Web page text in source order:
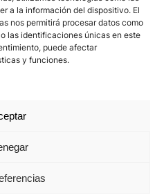
a la información del dispositivo. El
nos permitirá procesar datos como
las identificaciones únicas en este
puede afectar
y funciones.